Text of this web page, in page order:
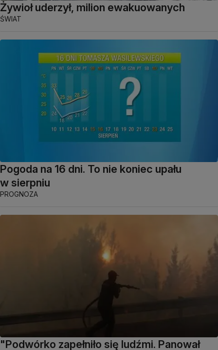
Żywioł uderzył, milion ewakuowanych
ŚWIAT
Pogoda na 16 dni. To nie koniec upału
w sierpniu
PROGNOZA
"Podwórko zapełniło się ludźmi. Panował